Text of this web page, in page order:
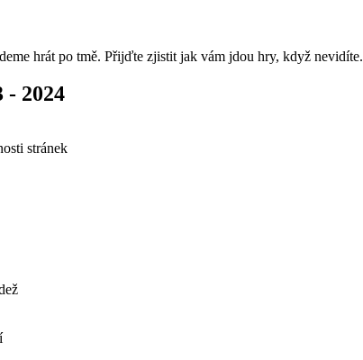
hrát po tmě. Přijďte zjistit jak vám jdou hry, když nevidíte.
- 2024
stránek